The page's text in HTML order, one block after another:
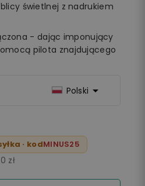
świetlnej z nadrukiem
- dając imponujący
pilota znajdującego
Polski 
· kodMINUS25
zł